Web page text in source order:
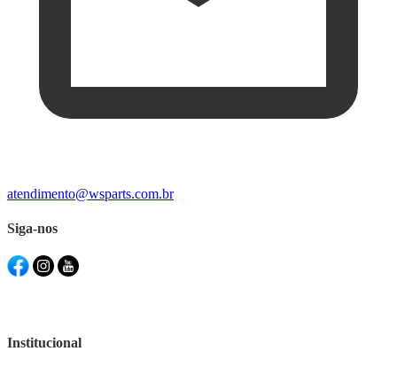
atendimento@wsparts.com.br
Siga-nos
Institucional